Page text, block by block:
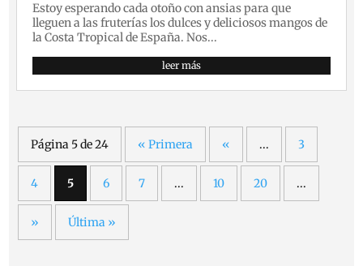
Estoy esperando cada otoño con ansias para que
lleguen a las fruterías los dulces y deliciosos mangos de
la Costa Tropical de España. Nos...
leer más
Página 5 de 24 « Primera « ... 3
4 5 6 7 ... 10 20 ...
» Última »